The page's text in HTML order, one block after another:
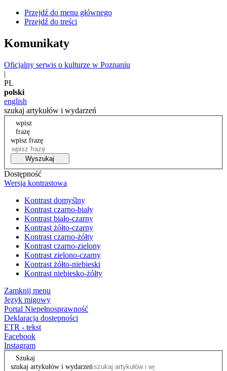
Przejdź do menu głównego
Przejdź do treści
Komunikaty
Oficjalny serwis o kulturze w Poznaniu
|
PL
polski
english
szukaj artykułów i wydarzeń
wpisz
frazę
wpisz frazę
Wyszukaj
Dostępność
Wersja kontrastowa
Kontrast domyślny
Kontrast czarno-biały
Kontrast biało-czarny
Kontrast żółto-czarny
Kontrast czarno-żółty
Kontrast czarno-zielony
Kontrast zielono-czarny
Kontrast żółto-niebieski
Kontrast niebiesko-żółty
Zamknij menu
Język migowy
Portal Niepełnosprawność
Deklaracja dostępności
ETR - tekst
Facebook
Instagram
Szukaj
szukaj artykułów i wydarzeń